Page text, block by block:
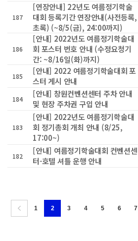
187
[연장안내] 22년도 여름정기학술
대회 등록기간 연장안내(사전등록,
초록) (~8/5(금), 24:00까지)
186
[안내] 2022년도 여름정기학술대
회 포스터 번호 안내 (수정요청기
간: ~8/16일(화)까지)
185
[안내] 2022 여름정기학술대회 포
스터 게시 안내
184
[안내] 창원컨벤션센터 주차 안내
및 현장 주차권 구입 안내
183
[안내] 2022년도 여름정기학술대
회 정기총회 개최 안내 (8/25,
17:00~)
182
[안내] 여름정기학술대회 컨벤션센
터-호텔 셔틀 운행 안내
1 2 3 4 5 6 7